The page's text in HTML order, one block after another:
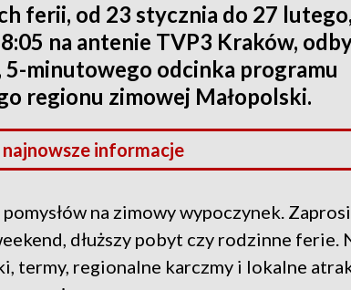
ferii, od 23 stycznia do 27
na antenie TVP3 Kraków,
5-minutowego odcinka programu
regionu zimowej Małopolski.
najnowsze informacje
na zimowy wypoczynek.
dłuższy pobyt czy rodzinne ferie.
termy, regionalne karczmy i lokalne